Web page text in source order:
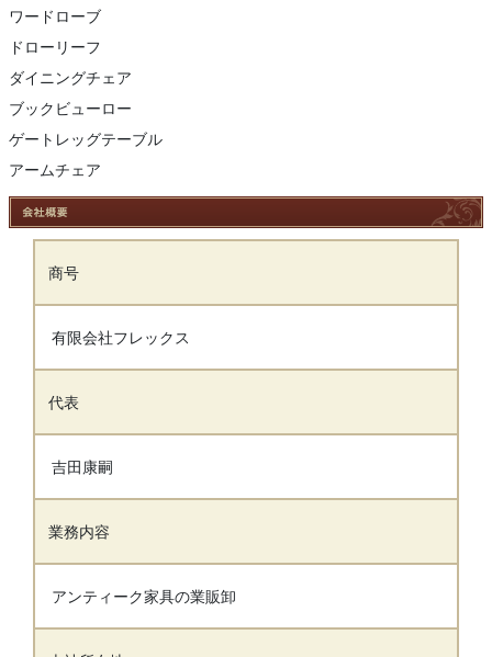
ワードローブ
ドローリーフ
ダイニングチェア
ブックビューロー
ゲートレッグテーブル
アームチェア
商号
有限会社フレックス
代表
吉田康嗣
業務内容
アンティーク家具の業販卸